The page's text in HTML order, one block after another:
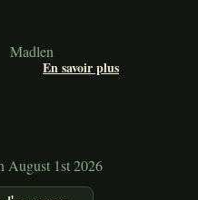
Madlen
En savoir plus
August 1st 2026